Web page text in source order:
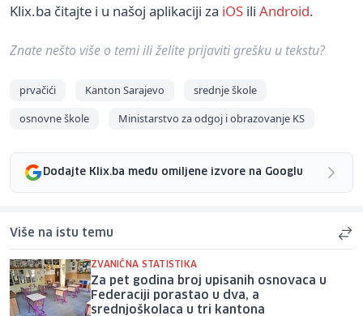
Klix.ba čitajte i u našoj aplikaciji za iOS ili Android.
Znate nešto više o temi ili želite prijaviti grešku u tekstu?
prvačići Kanton Sarajevo
srednje škole
osnovne škole
Ministarstvo za odgoj i obrazovanje KS
Dodajte Klix.ba među omiljene izvore na Googlu
Više na istu temu
ZVANIČNA STATISTIKA
Za pet godina broj upisanih osnovaca u
Federaciji porastao u dva, a
srednjoškolaca u tri kantona